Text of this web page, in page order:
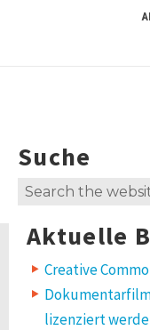
Suche
Search
Aktuelle
Creative
lizenziert